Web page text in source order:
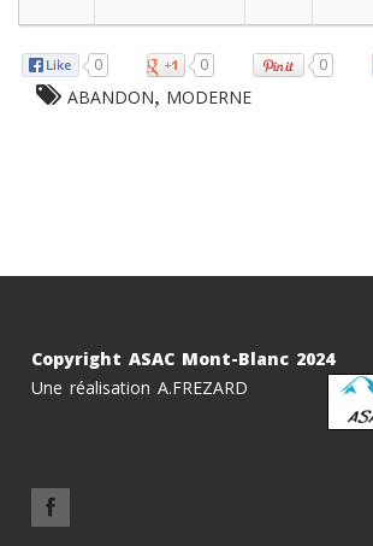
0 0 0
ABANDON, MODERNE
Copyright ASAC Mont-Blanc 2024
Une réalisation A.FREZARD